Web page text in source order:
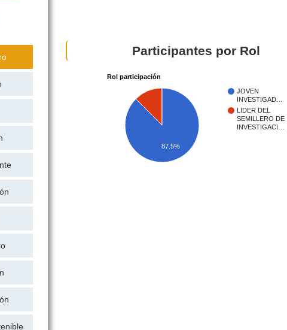
Participantes por Rol
Rol participación
JOVEN
INVESTIGAD…
LIDER DEL
SEMILLERO DE
INVESTIGACI…
87.5%